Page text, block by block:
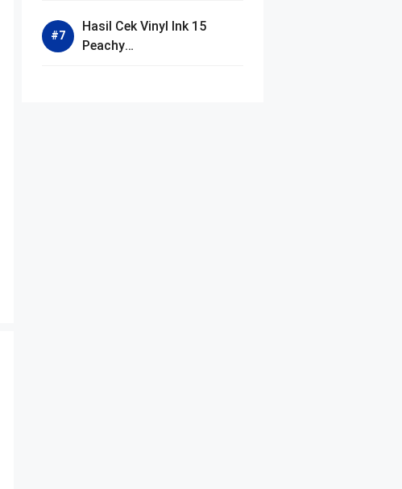
Hasil Cek Vinyl Ink 15
Peachy